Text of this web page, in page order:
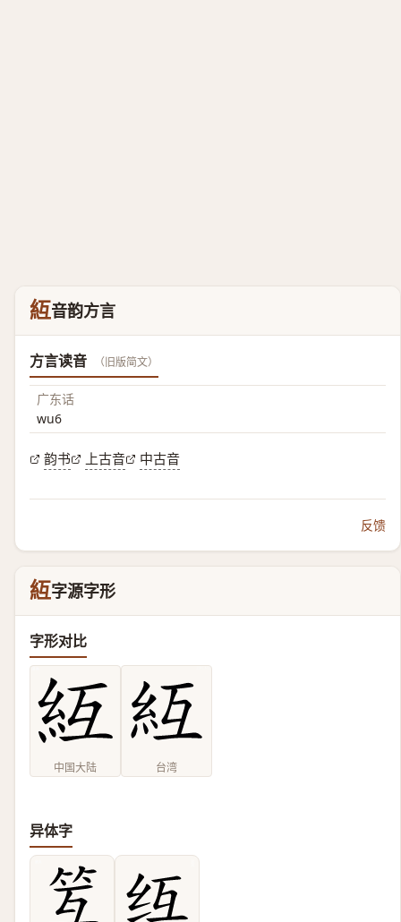
䊺音韵方言
方言读音 （旧版简文）
广东话
wu6
韵书 上古音 中古音
反馈
䊺字源字形
字形对比
中国大陆 台湾
异体字